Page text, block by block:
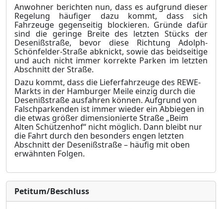
Anwohner berichten nun, dass es aufgrund dieser
Regelung häufiger dazu kommt, dass sich
Fahrzeuge gegenseitig blockieren. Gründe dafür
sind die geringe Breite des letzten Stücks der
Desenißstraße, bevor diese Richtung Adolph-
Schönfelder-Straße abknickt, sowie das beidseitige
und auch nicht immer korrekte Parken im letzten
Abschnitt der Straße.
Dazu kommt, dass die Lieferfahrzeuge des REWE-
Markts in der Hamburger Meile einzig durch die
Desenißstraße ausfahren können. Aufgrund von
Falschparkenden ist immer wieder ein Abbiegen in
die etwas größer dimensionierte Straße „Beim
Alten Schützenhof“ nicht möglich. Dann bleibt nur
die Fahrt durch den besonders engen letzten
Abschnitt der Desenißstraße – häufig mit oben
erwähnten Folgen.
Petitum/Beschluss